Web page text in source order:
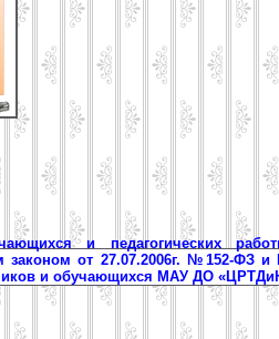
и педагогических
законом от 27.07.2006г. №152-ФЗ
и обучающихся МАУ ДО